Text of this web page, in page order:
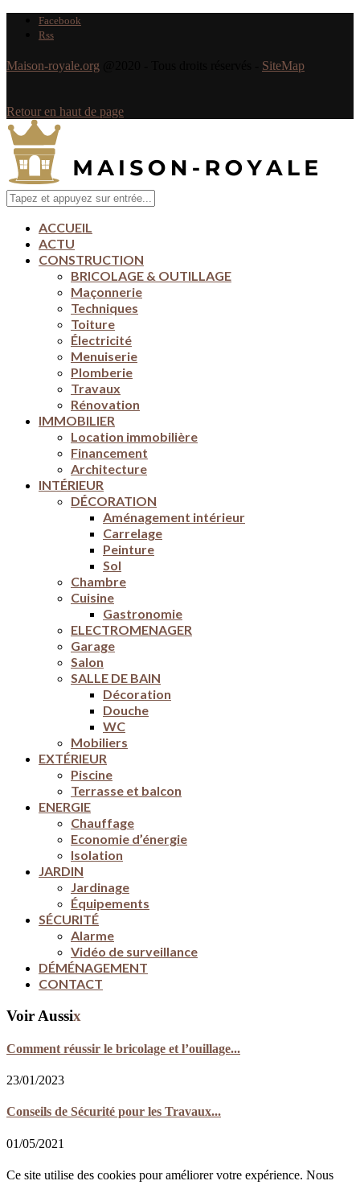
Facebook
Rss
Maison-royale.org SiteMap
Retour en haut de page
ACCUEIL
ACTU
CONSTRUCTION
BRICOLAGE & OUTILLAGE
Maçonnerie
Techniques
Toiture
Électricité
Menuiserie
Plomberie
Travaux
Rénovation
IMMOBILIER
Location immobilière
Financement
Architecture
INTÉRIEUR
DÉCORATION
Aménagement intérieur
Carrelage
Peinture
Sol
Chambre
Cuisine
Gastronomie
ELECTROMENAGER
Garage
Salon
SALLE DE BAIN
Décoration
Douche
WC
Mobiliers
EXTÉRIEUR
Piscine
Terrasse et balcon
ENERGIE
Chauffage
Economie d’énergie
Isolation
JARDIN
Jardinage
Équipements
SÉCURITÉ
Alarme
Vidéo de surveillance
DÉMÉNAGEMENT
CONTACT
Voir Aussix
Comment réussir le bricolage et l’ouillage...
23/01/2023
Conseils de Sécurité pour les Travaux...
01/05/2021
Ce site utilise des cookies pour améliorer votre expérience. Nous